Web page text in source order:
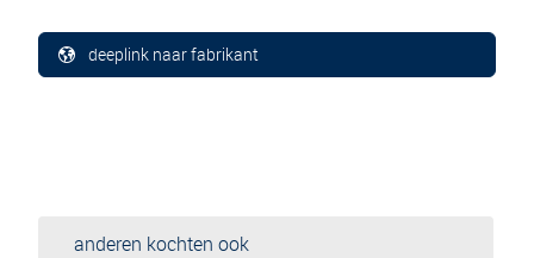
deeplink naar fabrikant
anderen kochten ook